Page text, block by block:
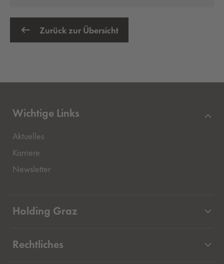
Zurück zur Übersicht
Wichtige Links
Aktuelles
Karriere
Newsletter
Holding Graz
Beteiligungen
Rechtliches